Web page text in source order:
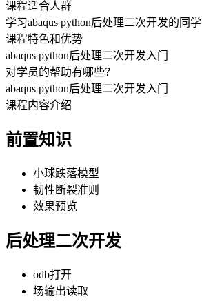
课程适合人群
学习abaqus python后处理二次开发的同学
课程特色和优势
abaqus python后处理二次开发入门
对学员的帮助有哪些？
abaqus python后处理二次开发入门
课程内容介绍
前置知识
小球跌落模型
韧性断裂准则
效果预览
后处理二次开发
odb打开
场输出读取